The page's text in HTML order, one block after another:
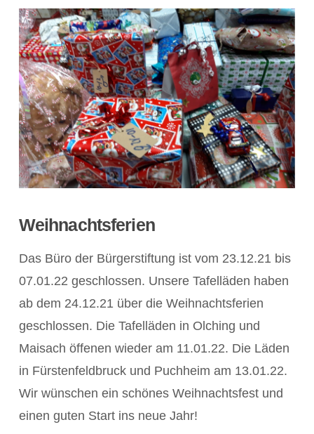
Weihnachtsferien
Das Büro der Bürgerstiftung ist vom 23.12.21 bis
07.01.22 geschlossen. Unsere Tafelläden haben
ab dem 24.12.21 über die Weihnachtsferien
geschlossen. Die Tafelläden in Olching und
Maisach öffenen wieder am 11.01.22. Die Läden
in Fürstenfeldbruck und Puchheim am 13.01.22.
Wir wünschen ein schönes Weihnachtsfest und
einen guten Start ins neue Jahr!